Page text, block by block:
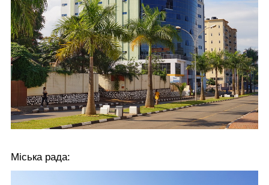
Міська рада: